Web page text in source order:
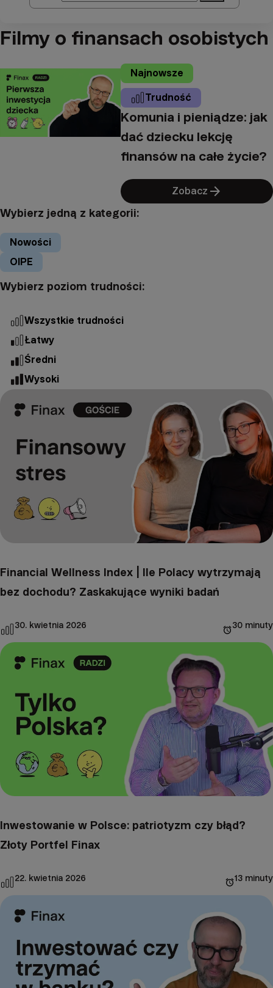
Filmy o finansach osobistych
Najnowsze
Trudność
Komunia i pieniądze: jak
dać dziecku lekcję
finansów na całe życie?
Zobacz arrow_forward
Wybierz jedną z kategorii:
Nowości
OIPE
Wybierz poziom trudności:
Wszystkie trudności
Łatwy
Średni
Wysoki
Financial Wellness Index | Ile Polacy wytrzymają
bez dochodu? Zaskakujące wyniki badań
30. kwietnia 2026 30 minuty
Inwestowanie w Polsce: patriotyzm czy błąd?
Złoty Portfel Finax
22. kwietnia 2026 13 minuty